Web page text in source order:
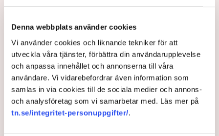
Denna webbplats använder cookies
Vi använder cookies och liknande tekniker för att
utveckla våra tjänster, förbättra din användarupplevelse
och anpassa innehållet och annonserna till våra
användare. Vi vidarebefordrar även information som
samlas in via cookies till de sociala medier och annons-
och analysföretag som vi samarbetar med. Läs mer på
tn.se/integritet-personuppgifter/.
Aktivisterna klättrar upp på
avvisa dem: ”Upptrappning
på helt ny nivå”
Näringsliv
AI-sammanfattning
Torvtäkten i Grimsås har stoppats av aktivister
sedan 28 juli.
aktionerna.